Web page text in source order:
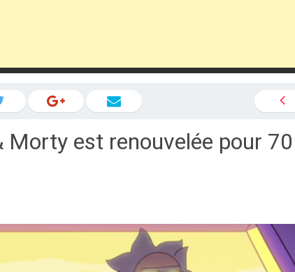
Morty est renouvelée pour 70